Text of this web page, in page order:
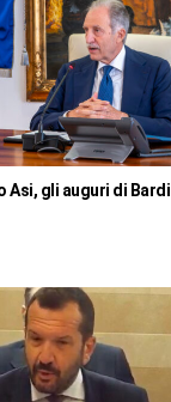
Asi, gli auguri di Bardi